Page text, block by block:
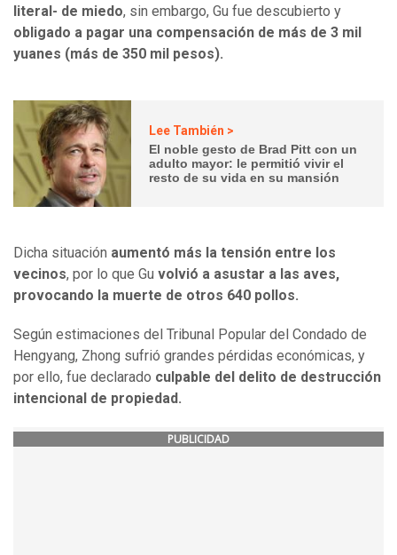
literal- de miedo, sin embargo, Gu fue descubierto y
obligado a pagar una compensación de más de 3 mil
yuanes (más de 350 mil pesos).
Lee También >
El noble gesto de Brad Pitt con un
adulto mayor: le permitió vivir el
resto de su vida en su mansión
Dicha situación aumentó más la tensión entre los
vecinos, por lo que Gu volvió a asustar a las aves,
provocando la muerte de otros 640 pollos.
Según estimaciones del Tribunal Popular del Condado de
Hengyang, Zhong sufrió grandes pérdidas económicas, y
por ello, fue declarado culpable del delito de destrucción
intencional de propiedad.
PUBLICIDAD